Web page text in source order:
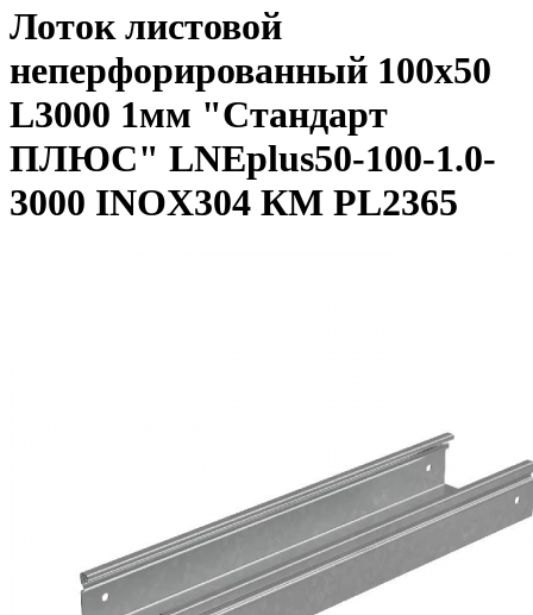
Лоток листовой
неперфорированный 100х50
L3000 1мм "Стандарт
ПЛЮС" LNEplus50-100-1.0-
3000 INOX304 КМ PL2365